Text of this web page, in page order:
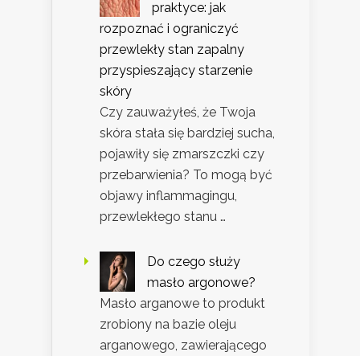
praktyce: jak
rozpoznać i ograniczyć
przewlekły stan zapalny
przyspieszający starzenie
skóry
Czy zauważyłeś, że Twoja
skóra stała się bardziej sucha,
pojawiły się zmarszczki czy
przebarwienia? To mogą być
objawy inflammagingu,
przewlekłego stanu …
Do czego służy
masło argonowe?
Masło arganowe to produkt
zrobiony na bazie oleju
arganowego, zawierającego